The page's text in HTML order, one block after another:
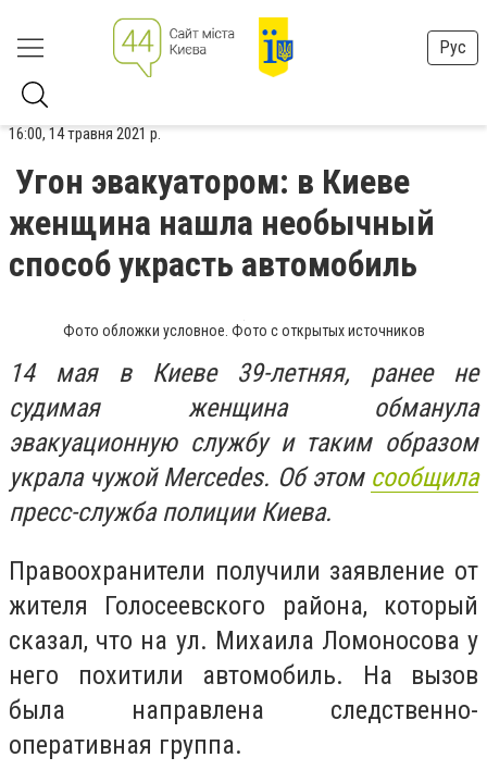
Рус
16:00, 14 травня 2021 р.
Угон эвакуатором: в Киеве
женщина нашла необычный
способ украсть автомобиль
Фото обложки условное. Фото с открытых источников
14 мая в Киеве 39-летняя, ранее не
судимая женщина обманула
эвакуационную службу и таким образом
украла чужой Mercedes. Об этом сообщила
пресс-служба полиции Киева.
Правоохранители получили заявление от
жителя Голосеевского района, который
сказал, что на ул. Михаила Ломоносова у
него похитили автомобиль. На вызов
была направлена следственно-
оперативная группа.